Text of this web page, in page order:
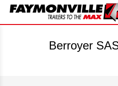
Berroyer